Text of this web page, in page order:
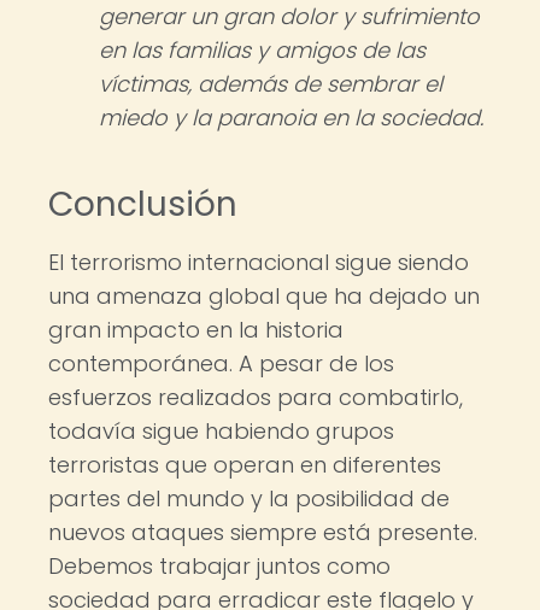
generar un gran dolor y sufrimiento
en las familias y amigos de las
víctimas, además de sembrar el
miedo y la paranoia en la sociedad.
Conclusión
El terrorismo internacional sigue siendo
una amenaza global que ha dejado un
gran impacto en la historia
contemporánea. A pesar de los
esfuerzos realizados para combatirlo,
todavía sigue habiendo grupos
terroristas que operan en diferentes
partes del mundo y la posibilidad de
nuevos ataques siempre está presente.
Debemos trabajar juntos como
sociedad para erradicar este flagelo y